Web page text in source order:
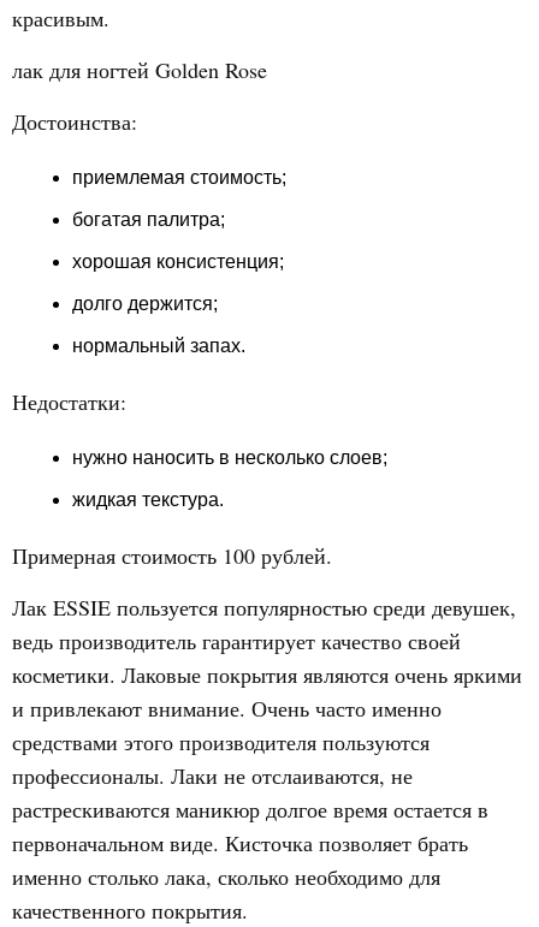
красивым.
лак для ногтей Golden Rose
Достоинства:
приемлемая стоимость;
богатая палитра;
хорошая консистенция;
долго держится;
нормальный запах.
Недостатки:
нужно наносить в несколько слоев;
жидкая текстура.
Примерная стоимость 100 рублей.
Лак ESSIE пользуется популярностью среди девушек,
ведь производитель гарантирует качество своей
косметики. Лаковые покрытия являются очень яркими
и привлекают внимание. Очень часто именно
средствами этого производителя пользуются
профессионалы. Лаки не отслаиваются, не
растрескиваются маникюр долгое время остается в
первоначальном виде. Кисточка позволяет брать
именно столько лака, сколько необходимо для
качественного покрытия.